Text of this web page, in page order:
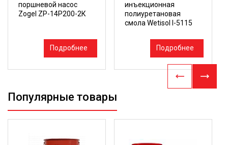
поршневой насос
Zogel ZP-14P200-2К
Подробнее
инъекционная
полиуретановая
смола Wetisol I-5115
Подробнее
Популярные товары